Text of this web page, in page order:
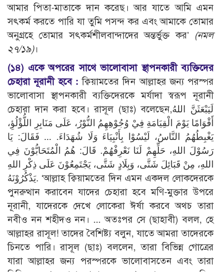
আমার পিতা-মাতাকে দান করেছ। আর যাতে আমি এমন
সৎকর্ম করতে পারি যা তুমি পসন্দ কর এবং আমাকে তোমার
অনুগ্রহে তোমার সৎকর্মশীলবান্দাদের অন্তর্ভুক্ত কর’ (নমল
২৭/১৯)।
(১৪) একে অপরের সাথে ভালোবাসা স্থাপনকারী ব্যক্তিদের
চেহারা নূরানী হবে : ক্বিয়ামতের দিন আল্লাহর জন্য পরস্পর
ভালোবাসা স্থাপনকারী ব্যক্তিদেরকে মর্যাদা স্বরূপ নূরানী
চেহারা দান করা হবে। রাসূল (ছাঃ) বলেছেন,لَيَبْعَثَنَّ اللهُ
أَقْوَامًا يَوْمَ الْقِيَامَةِ فِيْ وُجُوْهِهِمُ النُّوْرُ، عَلَى مَنَابِرِ اللُّؤْلُؤِ،
يَغْبِطُهُمُ النَّاسُ، لَيْسُوْا بِأَنْبِيَاءَ وَلَا شُهَدَاءَ. ... فَقَالَ: يَا
رَسُوْلَ اللهِ، حَلِّهِمْ لَنَا نَعْرِفْهُمْ. قَالَ: هُمُ الْمُتَحَابُّوْنَ فِي
اللهِ، مِنْ قَبَائِلَ شَتَّى، وَبِلَادٍ شَتَّى، يَجْتَمِعُوْنَ عَلَى ذِكْرِ اللهِ
يَذْكُرُوْنَهُ. ‘আল্লাহ ক্বিয়ামতের দিন এমন একদল লোকদেরকে
পুনরুত্থান করাবেন যাদের চেহারা হবে মণি-মুক্তার উপরে
নূরানী, যাদেরকে দেখে লোকেরা ঈর্ষা করবে অথচ তারা
নবীও নন শহীদও নন। ... অতঃপর সে (ছাহাবী) বলল, হে
আল্লাহর রাসূল! তাদের বৈশিষ্ট্য বলুন, যাতে আমরা তাদেরকে
চিনতে পারি। রাসূল (ছাঃ) বললেন, তারা বিভিন্ন গোত্রের
যারা আল্লাহর জন্য পরস্পরকে ভালোবাসতেন এবং তারা